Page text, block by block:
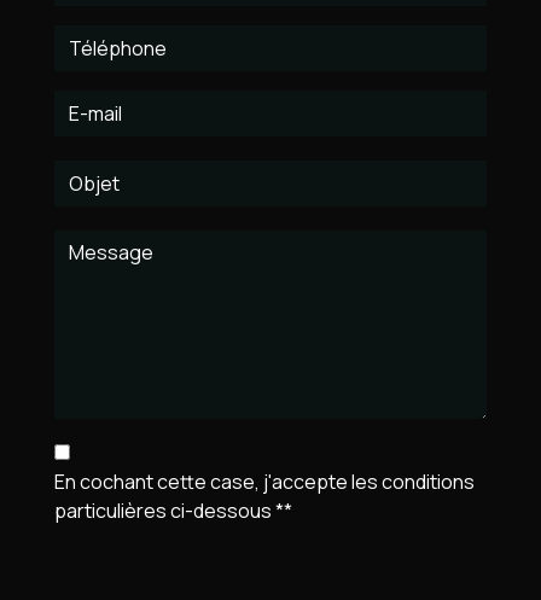
En cochant cette case, j'accepte les conditions
particulières ci-dessous **